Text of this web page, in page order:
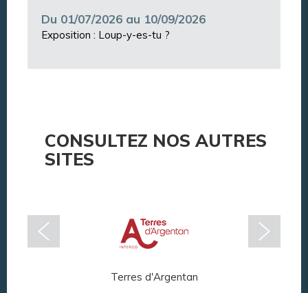
Du 01/07/2026 au 10/09/2026
Exposition : Loup-y-es-tu ?
CONSULTEZ NOS AUTRES
SITES
Terres d'Argentan